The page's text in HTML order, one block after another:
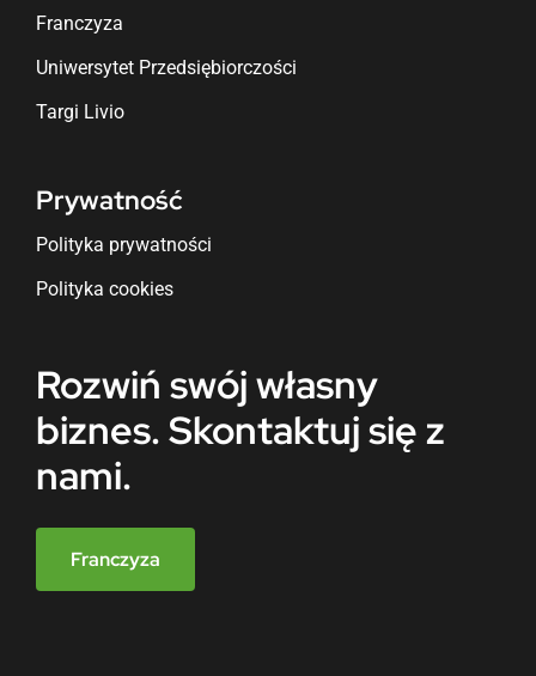
Franczyza
Uniwersytet Przedsiębiorczości
Targi Livio
Prywatność
Polityka prywatności
Polityka cookies
Rozwiń swój własny
biznes. Skontaktuj się z
nami.
Franczyza